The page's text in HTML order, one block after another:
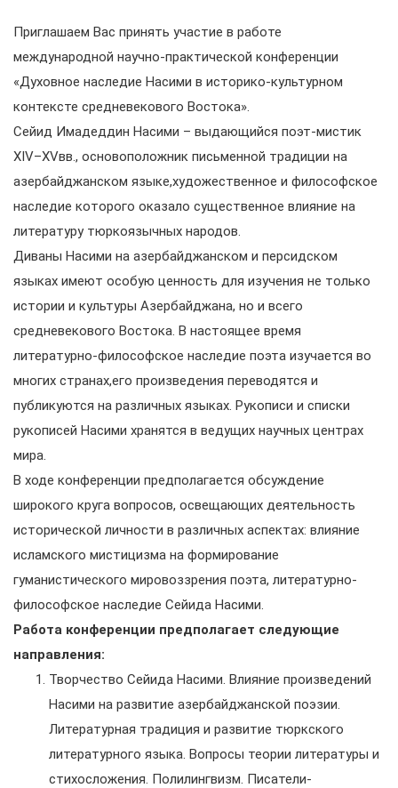
Приглашаем Вас принять участие в работе
международной научно-практической конференции
«Духовное наследие Насими в историко-культурном
контексте средневекового Востока».
Сейид Имадеддин Насими – выдающийся поэт-мистик
XIV–XVвв., основоположник письменной традиции на
азербайджанском языке,художественное и философское
наследие которого оказало существенное влияние на
литературу тюркоязычных народов.
Диваны Насими на азербайджанском и персидском
языках имеют особую ценность для изучения не только
истории и культуры Азербайджана, но и всего
средневекового Востока. В настоящее время
литературно-философское наследие поэта изучается во
многих странах,его произведения переводятся и
публикуются на различных языках. Рукописи и списки
рукописей Насими хранятся в ведущих научных центрах
мира.
В ходе конференции предполагается обсуждение
широкого круга вопросов, освещающих деятельность
исторической личности в различных аспектах: влияние
исламского мистицизма на формирование
гуманистического мировоззрения поэта, литературно-
философское наследие Сейида Насими.
Работа конференции предполагает следующие
направления:
Творчество Сейида Насими. Влияние произведений
Насими на развитие азербайджанской поэзии.
Литературная традиция и развитие тюркского
литературного языка. Вопросы теории литературы и
стихосложения. Полилингвизм. Писатели-